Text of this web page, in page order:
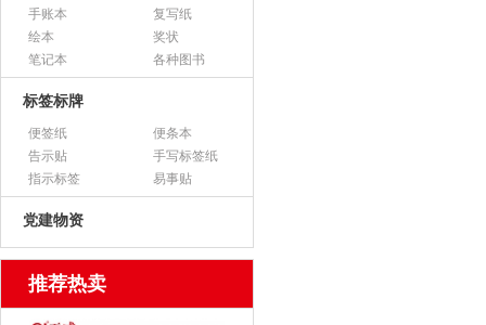
手账本
复写纸
绘本
奖状
笔记本
各种图书
标签标牌
便签纸
便条本
告示贴
手写标签纸
指示标签
易事贴
党建物资
推荐热卖